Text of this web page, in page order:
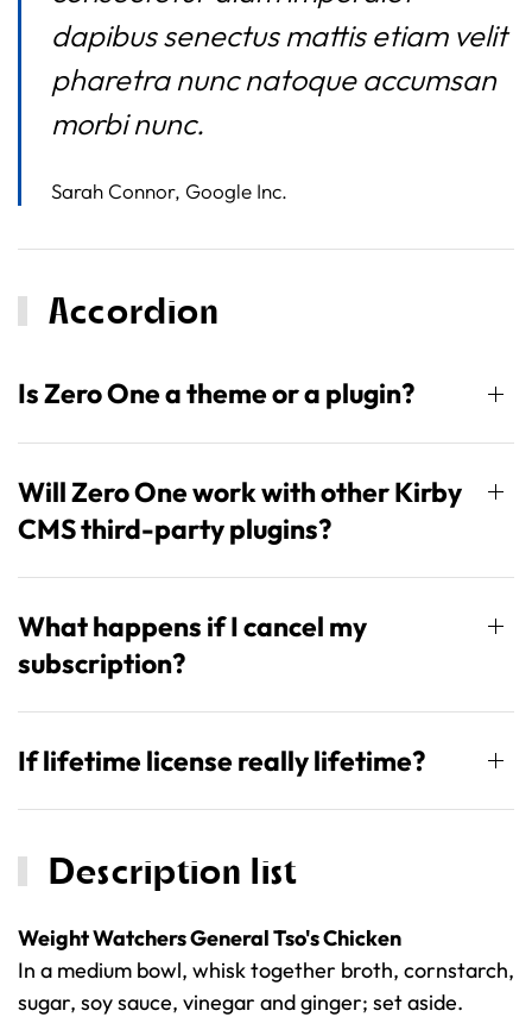
dapibus senectus mattis etiam velit
pharetra nunc natoque accumsan
morbi nunc.
Sarah Connor, Google Inc.
Accordion
Is Zero One a theme or a plugin?
Will Zero One work with other Kirby
CMS third-party plugins?
What happens if I cancel my
subscription?
If lifetime license really lifetime?
Description list
Weight Watchers General Tso's Chicken
In a medium bowl, whisk together broth, cornstarch,
sugar, soy sauce, vinegar and ginger; set aside.